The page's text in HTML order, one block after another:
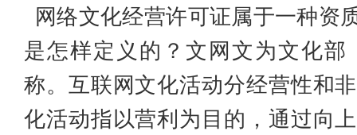
网络文化经营许可证属于一种资
是怎样定义的？文网文为文化
称。互联网文化活动分经营性和
化活动指以营利为目的，通过向